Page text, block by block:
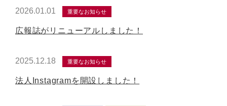
2026.01.01 重要なお知らせ
広報誌がリニューアルしました！
2025.12.18 重要なお知らせ
法人Instagramを開設しました！